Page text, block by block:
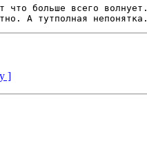
что больше всего волнует.
]